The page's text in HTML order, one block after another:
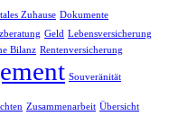
Zuhause Dokumente
Geld Lebensversicherung
Bilanz Rentenversicherung
Souveränität
Zusammenarbeit Übersicht